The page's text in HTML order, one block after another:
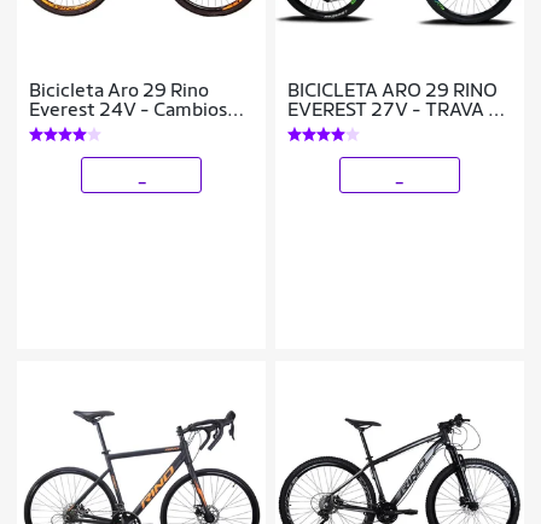
Bicicleta Aro 29 Rino
Everest 24V - Cambios
Index - Freio Hidraulico -
Trava
BICICLETA ARO 29 RINO
EVEREST 27V - TRAVA -
HIDRAULICO